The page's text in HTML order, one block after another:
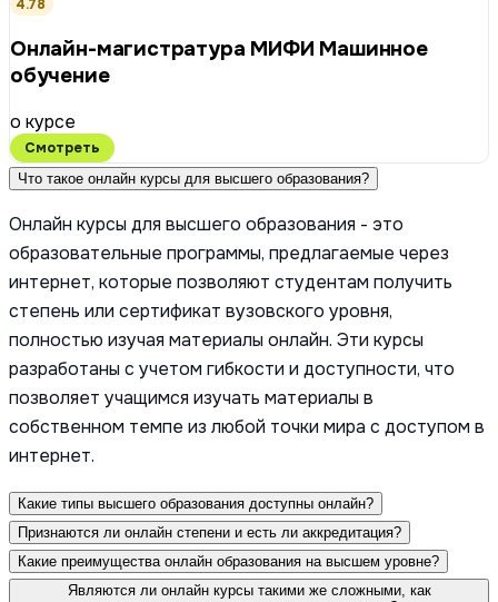
4.78
Онлайн-магистратура МИФИ Машинное
обучение
о курсе
Смотреть
Что такое онлайн курсы для высшего образования?
Онлайн курсы для высшего образования - это
образовательные программы, предлагаемые через
интернет, которые позволяют студентам получить
степень или сертификат вузовского уровня,
полностью изучая материалы онлайн. Эти курсы
разработаны с учетом гибкости и доступности, что
позволяет учащимся изучать материалы в
собственном темпе из любой точки мира с доступом в
интернет.
Какие типы высшего образования доступны онлайн?
Признаются ли онлайн степени и есть ли аккредитация?
Какие преимущества онлайн образования на высшем уровне?
Являются ли онлайн курсы такими же сложными, как